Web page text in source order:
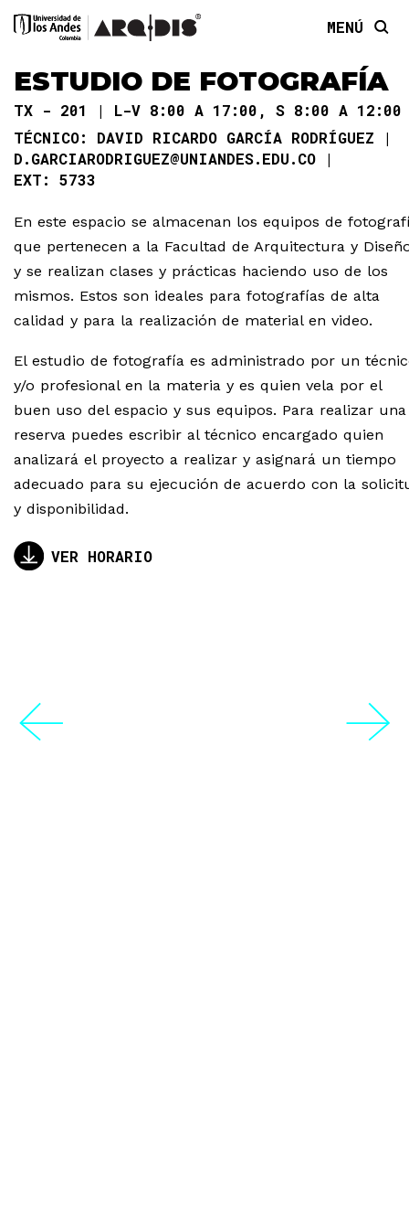
MENÚ
ESTUDIO DE FOTOGRAFÍA
TX - 201
L-V 8:00 A 17:00, S 8:00 A 12:00
DAVID RICARDO GARCÍA RODRÍGUEZ
D.GARCIARODRIGUEZ@UNIANDES.EDU.CO
5733
En este espacio se almacenan los equipos de
que pertenecen a la Facultad de Arquitectura y
y se realizan clases y prácticas haciendo uso de los
mismos. Estos son ideales para fotografías de alta
calidad y para la realización de material en video.
El estudio de fotografía es administrado por un
y/o profesional en la materia y es quien vela por el
buen uso del espacio y sus equipos. Para realizar una
reserva puedes escribir al técnico encargado quien
analizará el proyecto a realizar y asignará un tiempo
adecuado para su ejecución de acuerdo con la
y disponibilidad.
VER HORARIO